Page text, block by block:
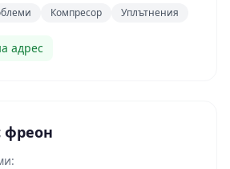
Компресор Уплътнения
адрес
фреон